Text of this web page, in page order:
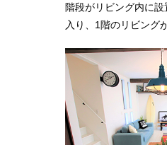
階段がリビング内に
入り、1階のリビング